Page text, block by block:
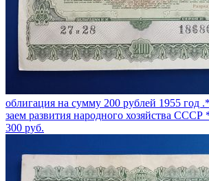
облигация на сумму 200 рублей 1955 год
заем развития народного хозяйства СССР
300 руб.